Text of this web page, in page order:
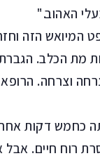
האהוב."
הזה
מת הכלב.
וצרחה.
כחמש דקות
רוח חיים. אבל